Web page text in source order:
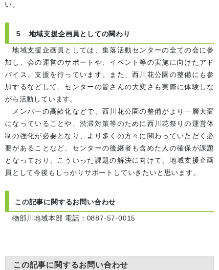
い。
５ 地域支援企画員としての関わり
地域支援企画員としては、集落活動センターの全ての会に参
加し、会の運営のサポートや、イベント等の実施に向けたアド
バイス、支援を行っています。また、西川花公園の整備にも参
加するなどして、センターの皆さんの大変さも実際に体験しな
がら活動しています。
メンバーの高齢化などで、西川花公園の整備がより一層大変
になっていることや、渋滞対策等のために西川花祭りの運営体
制の強化が必要となり、より多くの方々に関わっていただく必
要があることなど、センターの後継者も含めた人の確保が課題
となっており、こういった課題の解決に向けて、地域支援企画
員として今後もしっかりサポートしていきたいと思います。
この記事に関するお問い合わせ
物部川地域本部 電話：0887-57-0015
この記事に関するお問い合わせ